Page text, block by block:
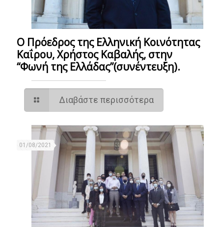
Ο Πρόεδρος της Ελληνική Κοινότητας
Καΐρου, Χρήστος Καβαλής, στην
“Φωνή της Ελλάδας”(συνέντευξη).
Διαβάστε περισσότερα
01/08/2021